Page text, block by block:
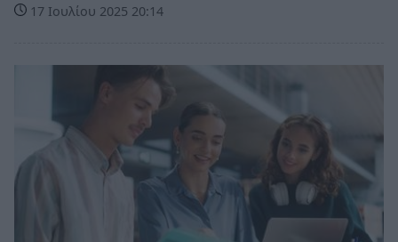
17 Ιουλίου 2025 20:14